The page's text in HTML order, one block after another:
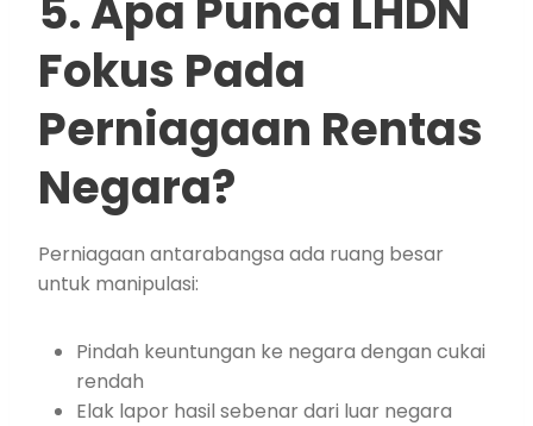
Fokus Pada
Perniagaan Rentas
Negara?
Perniagaan antarabangsa ada ruang besar
untuk manipulasi:
Pindah keuntungan ke negara dengan cukai
rendah
Elak lapor hasil sebenar dari luar negara